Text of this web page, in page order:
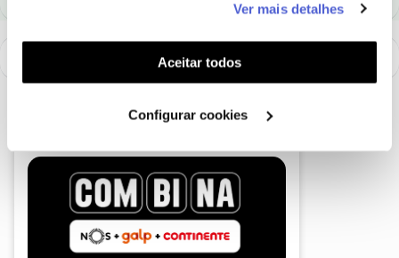
funcionalidades (cookies de personalização e
funcionalidade) e adaptar anúncios aos seus interesses
(cookies de publicidade personalizada). Pode gerir a
utilização dos cookies clicando em "Configurar
Ver mais detalhes
Aceitar todos
Configurar cookies